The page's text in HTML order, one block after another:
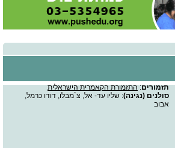
תזמורים:התזמורת הקאמרית הישראלית
סולנים (נגינה): שליו עד- אל, צ`מבלו, דודו כרמל,
אבוב